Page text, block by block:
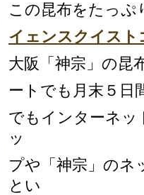
この昆布をたっぷ
イェンスクイスト
大阪「神宗」の昆
ートでも月末５日
でもインターネッ
ッ
プや「神宗」のネ
とい